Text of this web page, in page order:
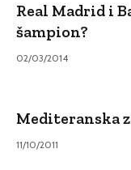
Real Madrid i
šampion?
02/03/2014
Mediteranska
11/10/2011